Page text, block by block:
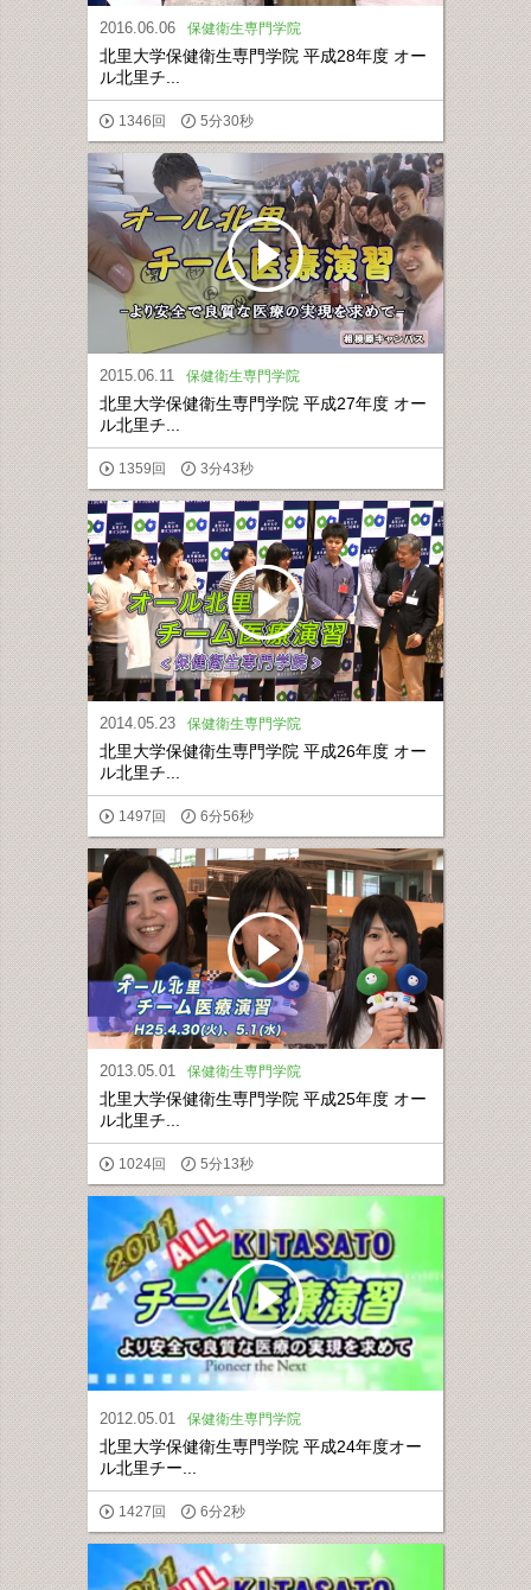
2016.06.06 保健衛生専門学院
北里大学保健衛生専門学院 平成28年度 オー
ル北里チ...
1346回 5分30秒
2015.06.11 保健衛生専門学院
北里大学保健衛生専門学院 平成27年度 オー
ル北里チ...
1359回 3分43秒
2014.05.23 保健衛生専門学院
北里大学保健衛生専門学院 平成26年度 オー
ル北里チ...
1497回 6分56秒
2013.05.01 保健衛生専門学院
北里大学保健衛生専門学院 平成25年度 オー
ル北里チ...
1024回 5分13秒
2012.05.01 保健衛生専門学院
北里大学保健衛生専門学院 平成24年度オー
ル北里チー...
1427回 6分2秒